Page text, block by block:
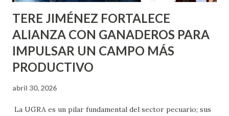
TERE JIMÉNEZ FORTALECE
ALIANZA CON GANADEROS PARA
IMPULSAR UN CAMPO MÁS
PRODUCTIVO
abril 30, 2026
La UGRA es un pilar fundamental del sector pecuario; sus